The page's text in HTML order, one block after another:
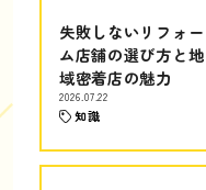
失敗しないリフォー
ム店舗の選び方と地
域密着店の魅力
2026.07.22
知識